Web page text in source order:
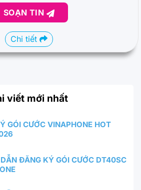
SOẠN TIN
Chi tiết
viết mới nhất
GÓI CƯỚC VINAPHONE HOT
ĐĂNG KÝ GÓI CƯỚC DT40SC